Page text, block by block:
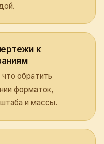
к
обратить
форматок,
и массы.